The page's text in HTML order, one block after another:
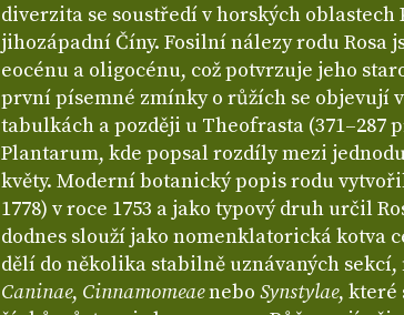
diverzita se soustředí v horských oblastech
jihozápadní Číny. Fosilní nálezy rodu Rosa
eocénu a oligocénu, což potvrzuje jeho
první písemné zmínky o růžích se objevují
tabulkách a později u Theofrasta (371–287
Plantarum, kde popsal rozdíly mezi
květy. Moderní botanický popis rodu
1778) v roce 1753 a jako typový druh určil
dodnes slouží jako nomenklatorická kotva
dělí do několika stabilně uznávaných
Caninae, Cinnamomeaenebo Synstylae, které